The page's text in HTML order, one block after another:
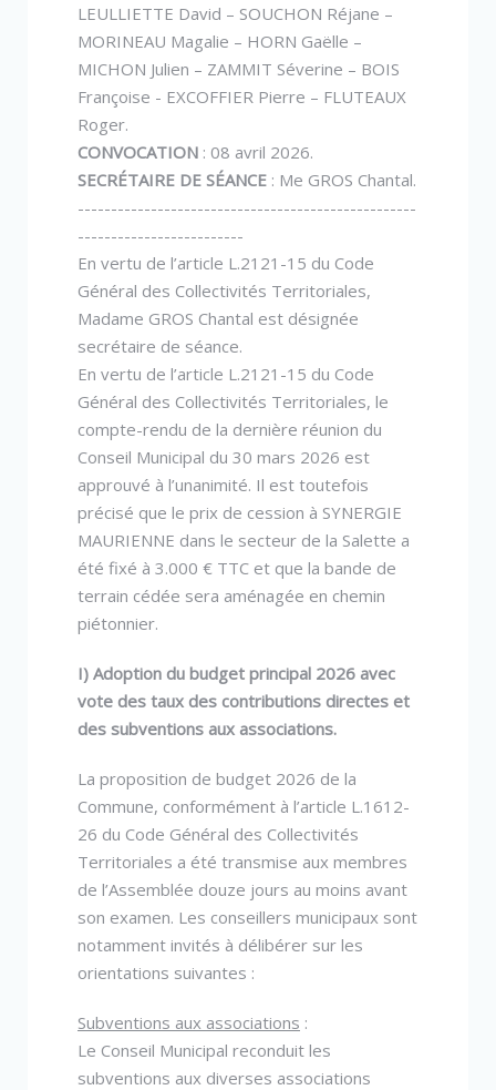
LEULLIETTE David – SOUCHON Réjane –
MORINEAU Magalie – HORN Gaëlle –
MICHON Julien – ZAMMIT Séverine – BOIS
Françoise - EXCOFFIER Pierre – FLUTEAUX
Roger.
CONVOCATION : 08 avril 2026.
SECRÉTAIRE DE SÉANCE : Me GROS Chantal.
---------------------------------------------------
-------------------------
En vertu de l’article L.2121-15 du Code
Général des Collectivités Territoriales,
Madame GROS Chantal est désignée
secrétaire de séance.
En vertu de l’article L.2121-15 du Code
Général des Collectivités Territoriales, le
compte-rendu de la dernière réunion du
Conseil Municipal du 30 mars 2026 est
approuvé à l’unanimité. Il est toutefois
précisé que le prix de cession à SYNERGIE
MAURIENNE dans le secteur de la Salette a
été fixé à 3.000 € TTC et que la bande de
terrain cédée sera aménagée en chemin
piétonnier.
I) Adoption du budget principal 2026 avec
vote des taux des contributions directes et
des subventions aux associations.
La proposition de budget 2026 de la
Commune, conformément à l’article L.1612-
26 du Code Général des Collectivités
Territoriales a été transmise aux membres
de l’Assemblée douze jours au moins avant
son examen. Les conseillers municipaux sont
notamment invités à délibérer sur les
orientations suivantes :
Subventions aux associations :
Le Conseil Municipal reconduit les
subventions aux diverses associations